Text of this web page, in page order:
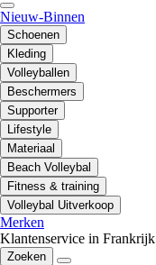
Nieuw-Binnen
Schoenen
Kleding
Volleyballen
Beschermers
Supporter
Lifestyle
Materiaal
Beach Volleybal
Fitness & training
Volleybal Uitverkoop
Merken
Klantenservice in Frankrijk
Zoeken